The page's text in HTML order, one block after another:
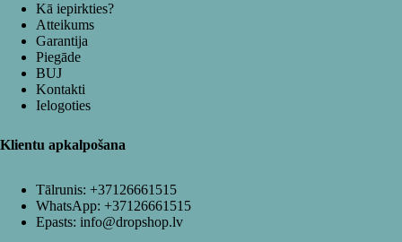
Kā iepirkties?
Atteikums
Garantija
Piegāde
BUJ
Kontakti
Ielogoties
Klientu apkalpošana
Tālrunis: +37126661515
WhatsApp: +37126661515
Epasts: info@dropshop.lv